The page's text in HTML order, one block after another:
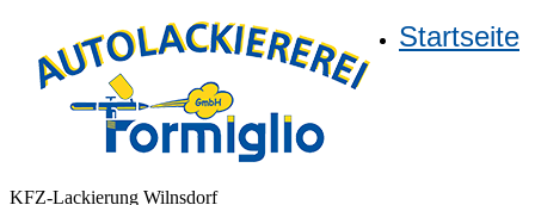
KFZ-Lackierung Wilnsdorf
Startseite